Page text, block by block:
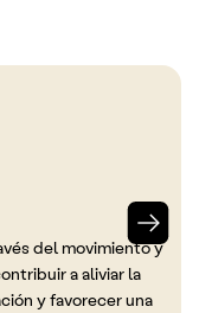
del movimiento y
a aliviar la
y favorecer una